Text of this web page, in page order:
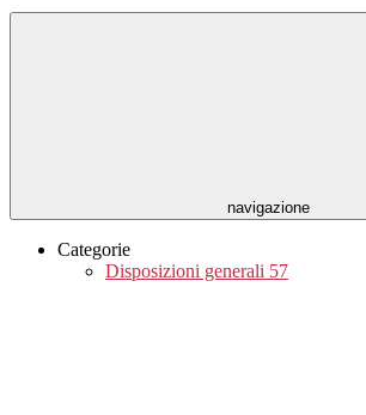
navigazione
Categorie
Disposizioni generali 57